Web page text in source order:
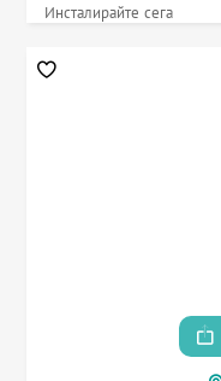
Инсталирайте сега